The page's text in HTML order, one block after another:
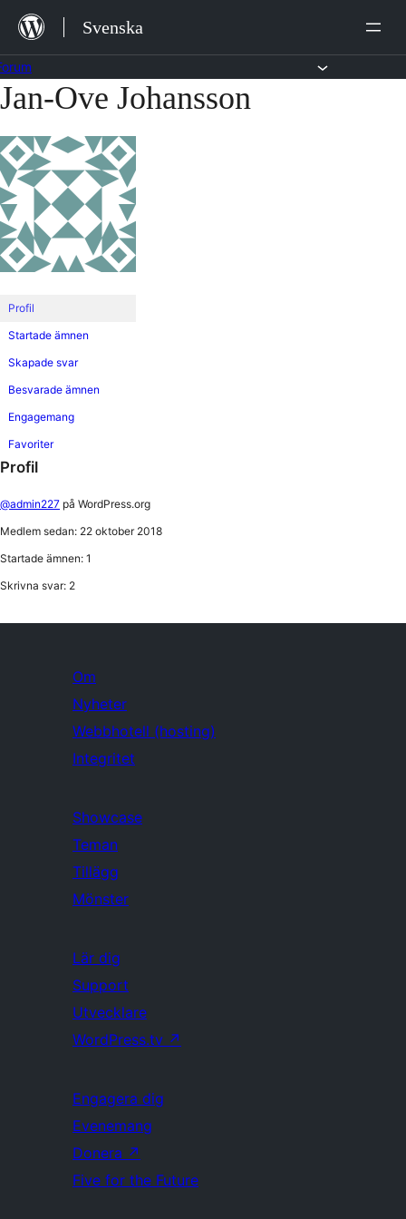
Hoppa
innehåll
Svenska
Hoppa
innehållet
Jan-Ove Johansson
Profil
Startade ämnen
Skapade svar
Besvarade ämnen
Engagemang
Favoriter
Profil
@admin227 på WordPress.org
Medlem sedan: 22 oktober 2018
Startade ämnen: 1
Skrivna svar: 2
Om
Nyheter
Webbhotell (hosting)
Integritet
Showcase
Teman
Tillägg
Mönster
Lär dig
Support
Utvecklare
WordPress.tv ↗
Engagera dig
Evenemang
Donera ↗
Five for the Future